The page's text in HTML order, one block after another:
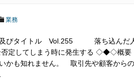
業務
及びタイトル Vol.255 落ち込ん
してしまう時に発生する ◇◆◇概要
かも知れません。 取引先や顧客から